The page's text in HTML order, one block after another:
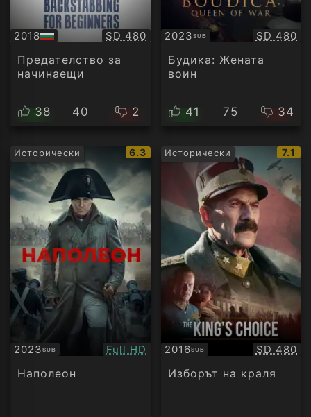
2018
БГ
аудио
Качество:
SD 480
Предателство за
начинаещи
38 40 2
2023SUB
Субтитри SD 480
Будика: Жената
воин
41 75 34
Исторически
IMDb
рейтинг:
6.3
2023SUB
Субтитри Качество:
Full HD
Наполеон
Исторически
IMDb
7.1
2016SUB
Субтитри SD 480
Изборът на краля